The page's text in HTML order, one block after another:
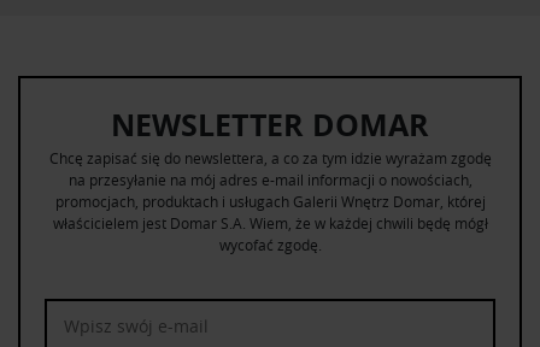
NEWSLETTER DOMAR
Chcę zapisać się do newslettera, a co za tym idzie wyrażam zgodę
na przesyłanie na mój adres e-mail informacji o nowościach,
promocjach, produktach i usługach Galerii Wnętrz Domar, której
właścicielem jest Domar S.A. Wiem, że w każdej chwili będę mógł
wycofać zgodę.